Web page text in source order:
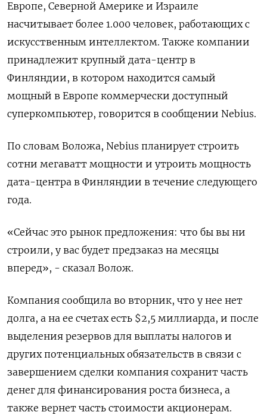
Европе, Северной Америке и Израиле
насчитывает более 1.000 человек, работающих с
искусственным интеллектом. Также компании
принадлежит крупный дата-центр в
Финляндии, в котором находится самый
мощный в Европе коммерчески доступный
суперкомпьютер, говорится в сообщении Nebius.
По словам Воложа, Nebius планирует строить
сотни мегаватт мощности и утроить мощность
дата-центра в Финляндии в течение следующего
года.
«Сейчас это рынок предложения: что бы вы ни
строили, у вас будет предзаказ на месяцы
вперед», - сказал Волож.
Компания сообщила во вторник, что у нее нет
долга, а на ее счетах есть $2,5 миллиарда, и после
выделения резервов для выплаты налогов и
других потенциальных обязательств в связи с
завершением сделки компания сохранит часть
денег для финансирования роста бизнеса, а
также вернет часть стоимости акционерам.